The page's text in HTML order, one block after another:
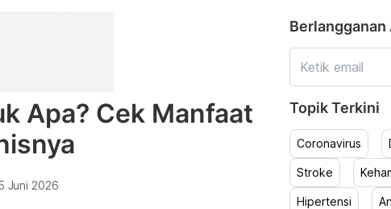
Apa? Cek Manfaat
Juni 2026
Topik Terkini
Coronavirus
Stroke
Hipertensi